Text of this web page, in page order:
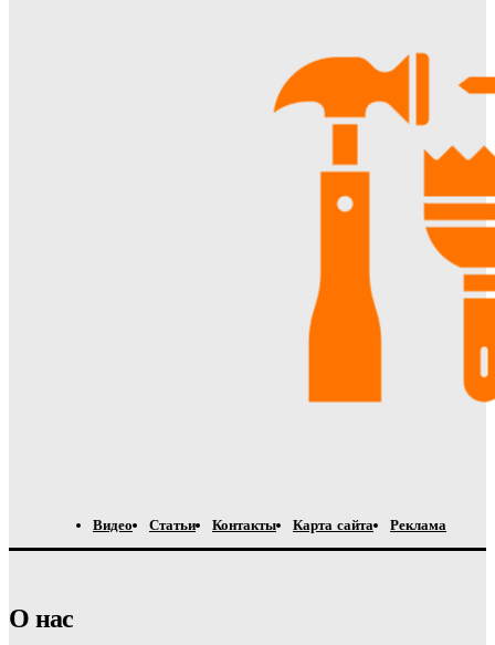
Видео Статьи Контакты Карта сайта Реклама
О нас